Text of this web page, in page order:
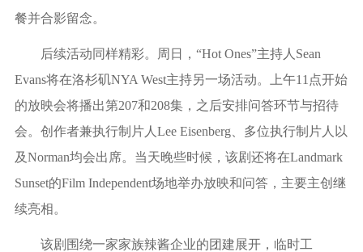
餐并合影留念。
后续活动同样精彩。周日，“Hot Ones”主持人Sean
Evans将在洛杉矶NYA West主持另一场活动。上午11点开始
的放映会将播出第207和208集，之后安排问答环节与招待
会。创作者兼执行制片人Lee Eisenberg、多位执行制片人以
及Norman均会出席。当天晚些时候，该剧还将在Landmark
Sunset的Film Independent场地举办放映和问答，主要主创继
续亮相。
该剧围绕一家家族辣酱企业的团建展开，临时工